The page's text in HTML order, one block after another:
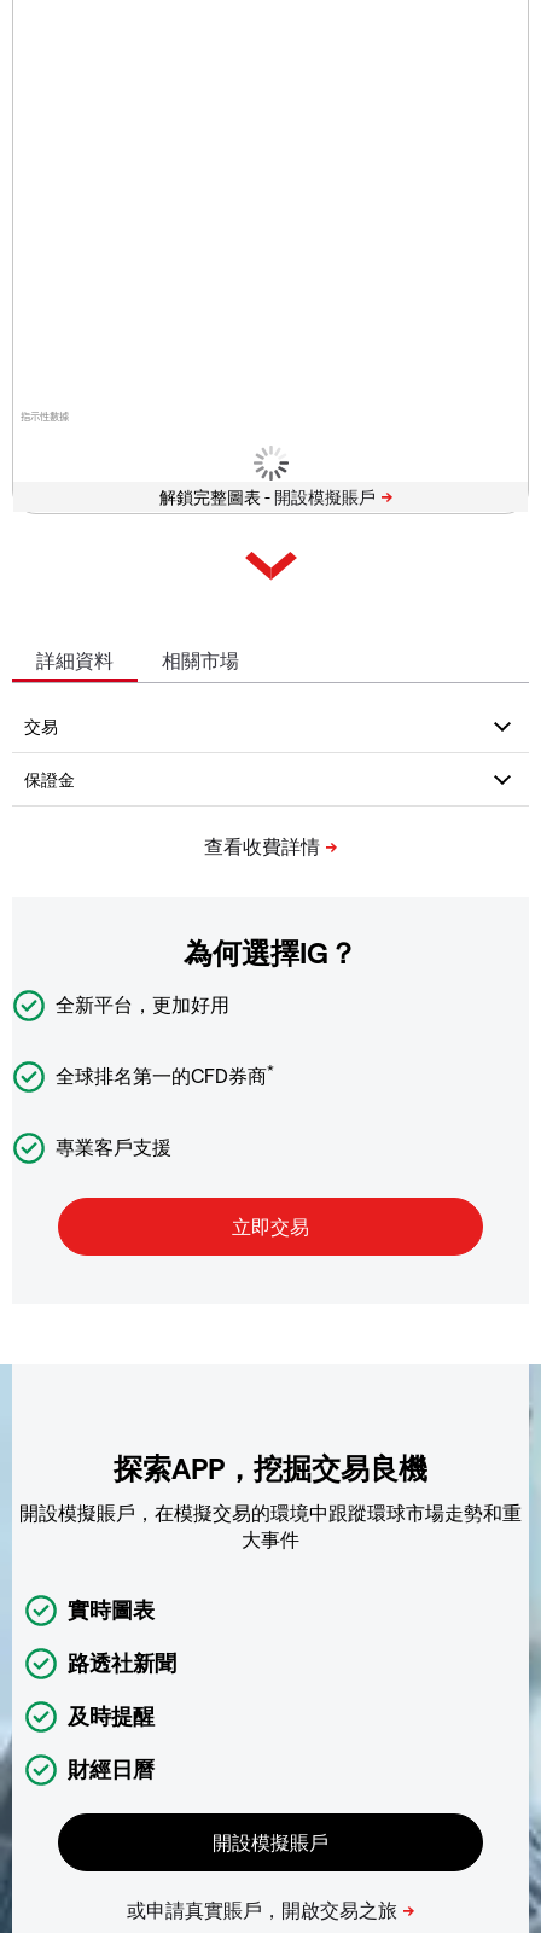
指示性數據
解鎖完整圖表 -
詳細資料 相關市場
為何選擇IG？
全新平台，更加好用
全球排名第一的CFD券商*
專業客戶支援
探索APP，挖掘交易良機
開設模擬賬戶，在模擬交易的環境中跟蹤環球市場走勢和重
大事件
實時圖表
路透社新聞
及時提醒
財經日曆